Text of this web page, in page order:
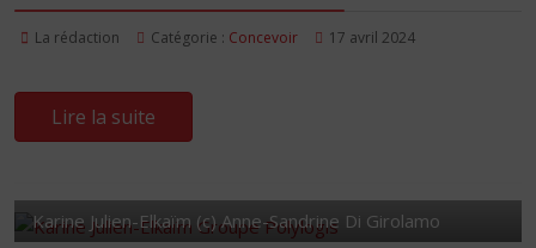
La rédaction Catégorie : Concevoir 17 avril 2024
Lire la suite
Karine Julien-Elkaïm (c) Anne-Sandrine Di Girolamo